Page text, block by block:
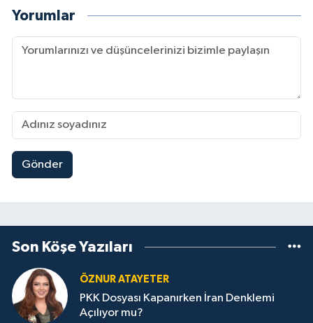
Yorumlar
Gönder
Son Köşe Yazıları
ÖZNUR ATAYETER
PKK Dosyası Kapanırken İran Denklemi
Açılıyor mu?